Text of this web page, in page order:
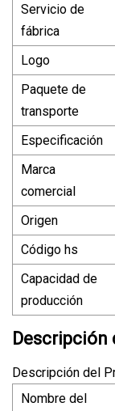
Servicio de
fábrica
Logo
Paquete de
transporte
Especificación
Marca
comercial
Origen
Código hs
Capacidad de
producción
Descripción
Descripción del
Nombre del